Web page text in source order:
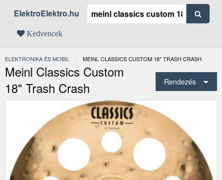
ElektroElektro.hu
Kedvencek
ELEKTRONIKA ÉS MOBIL JELENLEGI:
MEINL CLASSICS CUSTOM 18" TRASH CRASH
Meinl Classics Custom
18" Trash Crash
Rendezés